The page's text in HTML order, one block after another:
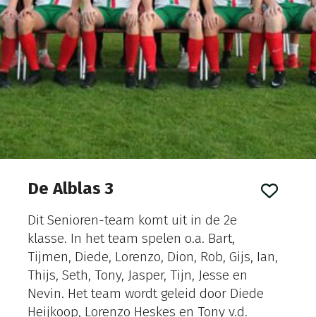
De Alblas 3
Dit Senioren-team komt uit in de 2e
klasse. In het team spelen o.a. Bart,
Tijmen, Diede, Lorenzo, Dion, Rob, Gijs, Ian,
Thijs, Seth, Tony, Jasper, Tijn, Jesse en
Nevin. Het team wordt geleid door Diede
Heijkoop, Lorenzo Heskes en Tony v.d.